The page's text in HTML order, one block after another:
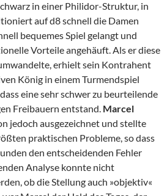
in einer Philidor-Struktur, in
auf d8 schnell die Damen
bequemes Spiel gelangt und
Vorteile angehäuft. Als er diese
erhielt sein Kontrahent
König in einem Turmendspiel
eine sehr schwer zu beurteilende
Freibauern entstand. Marcel
jedoch ausgezeichnet und stellte
praktischen Probleme, so dass
den entscheidenden Fehler
Analyse konnte nicht
ob die Stellung auch »objektiv«